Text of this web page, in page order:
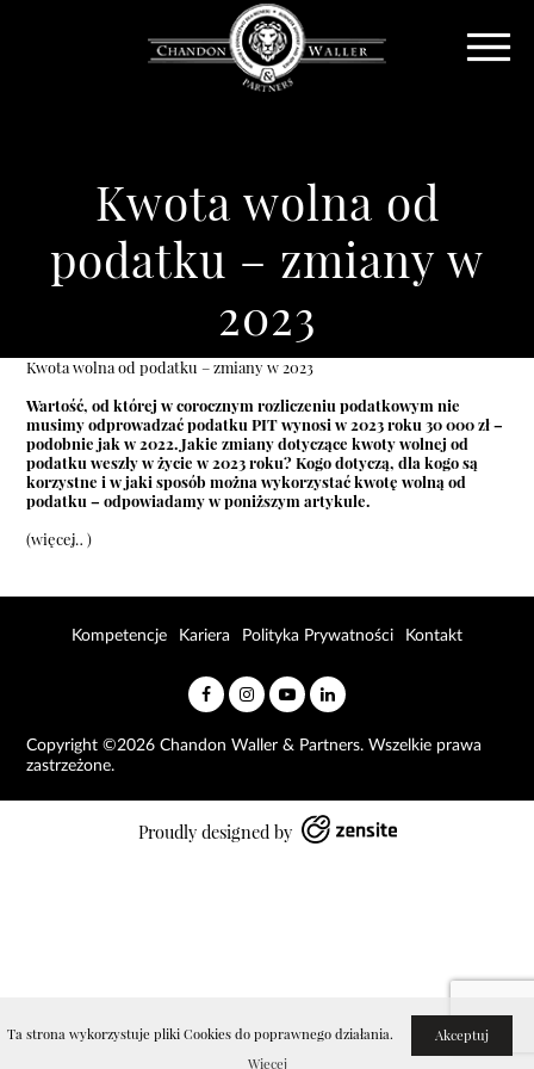
Ta strona wykorzystuje pliki Cookies do poprawnego działania.
Akceptuj
Więcej
Kwota wolna od
podatku – zmiany w
2023
Kwota wolna od podatku – zmiany w 2023
Wartość, od której w corocznym rozliczeniu podatkowym nie
musimy odprowadzać podatku PIT wynosi w 2023 roku 30 000 zł –
podobnie jak w 2022. Jakie zmiany dotyczące kwoty wolnej od
podatku weszły w życie w 2023 roku? Kogo dotyczą, dla kogo są
korzystne i w jaki sposób można wykorzystać kwotę wolną od
podatku – odpowiadamy w poniższym artykule.
(więcej…)
Copyright ©2026 Chandon Waller & Partners. Wszelkie prawa
zastrzeżone.
Kompetencje Kariera Polityka Prywatności Kontakt
Proudly designed by